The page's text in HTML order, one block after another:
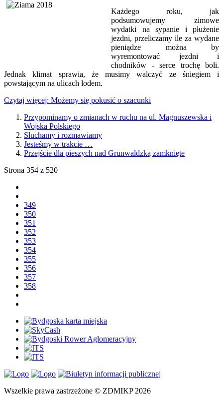
Każdego roku, jak
podsumowujemy zimowe
wydatki na sypanie i płużenie
jezdni, przeliczamy ile za wydane
pieniądze można by
wyremontować jezdni i
chodników - serce trochę boli.
Jednak klimat sprawia, że musimy walczyć ze śniegiem i
powstającym na ulicach lodem.
Czytaj więcej: Możemy się pokusić o szacunki
Przypominamy o zmianach w ruchu na ul. Magnuszewska i
Wojska Polskiego
Słuchamy i rozmawiamy
Jesteśmy w trakcie …
Przejście dla pieszych nad Grunwaldzką zamknięte
Strona 354 z 520
349
350
351
352
353
354
355
356
357
358
Wszelkie prawa zastrzeżone © ZDMIKP 2026